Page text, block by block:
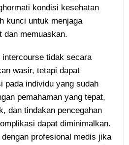
kondisi kesehatan
kunci untuk menjaga
dan memuaskan.
intercourse tidak secara
wasir, tetapi dapat
pada individu yang sudah
pemahaman yang tepat,
dan tindakan pencegahan
dapat diminimalkan.
profesional medis jika